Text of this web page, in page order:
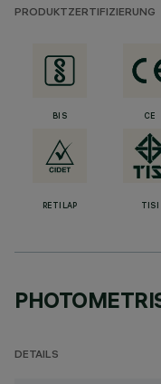
PRODUKTZERTIFIZIERUNG
BIS CE
RETILAP TISI
DETAILS